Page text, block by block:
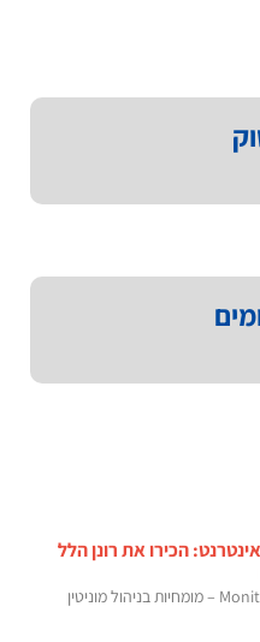
הכירו את רונן הלל
רונן הלל ו־Monitin Net – מומחיות בניהול מוניטין